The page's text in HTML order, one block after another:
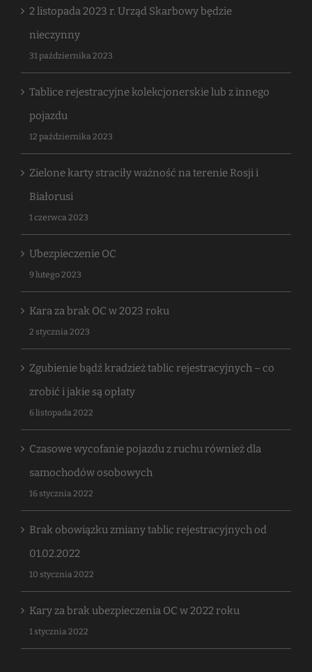
2 listopada 2023 r. Urząd Skarbowy będzie
nieczynny
31 października 2023
Tablice rejestracyjne kolekcjonerskie lub z innego
pojazdu
12 października 2023
Zielone karty straciły ważność na terenie Rosji i
Białorusi
1 czerwca 2023
Ubezpieczenie OC
9 lutego 2023
Kara za brak OC w 2023 roku
2 stycznia 2023
Zgubienie bądź kradzież tablic rejestracyjnych – co
zrobić i jakie są opłaty
6 listopada 2022
Czasowe wycofanie pojazdu z ruchu również dla
samochodów osobowych
16 stycznia 2022
Brak obowiązku zmiany tablic rejestracyjnych od
01.02.2022
10 stycznia 2022
Kary za brak ubezpieczenia OC w 2022 roku
1 stycznia 2022